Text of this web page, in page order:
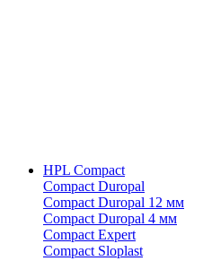
HPL Compact
Compact Duropal
Compact Duropal 12 мм
Compact Duropal 4 мм
Compact Expert
Compact Sloplast